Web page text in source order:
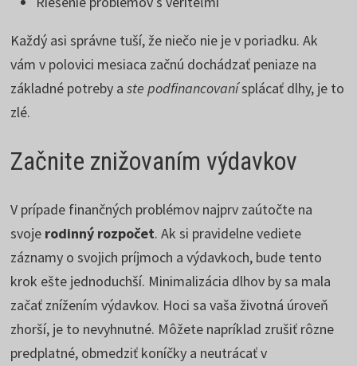
Každý asi správne tuší, že niečo nie je v poriadku. Ak
vám v polovici mesiaca začnú dochádzať peniaze na
základné potreby aste podfinancovanísplácať dlhy, je to
zlé.
Začnite znižovaním výdavkov
V prípade finančných problémov najprv zaútočte na
svoje rodinný rozpočet. Ak si pravidelne vediete
záznamy o svojich príjmoch a výdavkoch, bude tento
krok ešte jednoduchší. Minimalizácia dlhov by sa mala
začať znížením výdavkov. Hoci sa vaša životná úroveň
zhorší, je to nevyhnutné. Môžete napríklad zrušiť rôzne
predplatné, obmedziť koníčky a neutrácať v